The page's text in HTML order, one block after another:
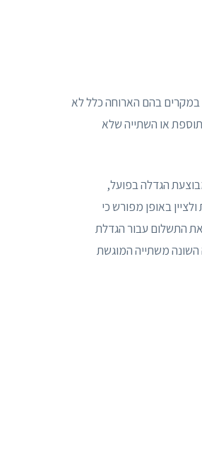
במקרים בהם הארוחה כלל לא
או השתייה שלא
הגדלה בפועל,
באופן מפורש כי
התשלום עבור הגדלת
משתייה המוגשת